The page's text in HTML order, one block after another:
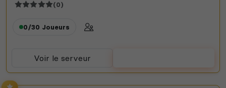
(0)
0/30 Joueurs
Voir le serveur